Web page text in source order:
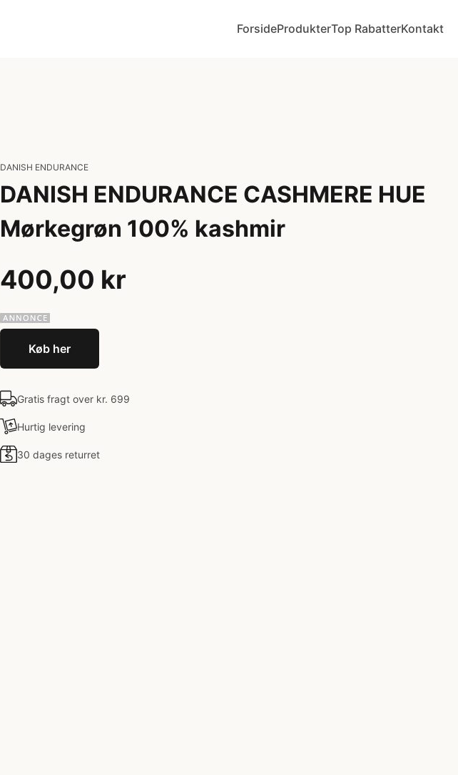
ForsideProdukterTop RabatterKontakt
DANISH ENDURANCE
DANISH ENDURANCE CASHMERE HUE
Mørkegrøn 100% kashmir
400,00 kr
Køb her
Gratis fragt over kr. 699
Hurtig levering
30 dages returret